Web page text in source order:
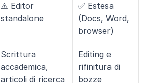
⚠️ Editor
standalone
✅ Estesa
(Docs, Word,
browser)
Scrittura
accademica,
articoli di ricerca
Editing e
rifinitura di
bozze